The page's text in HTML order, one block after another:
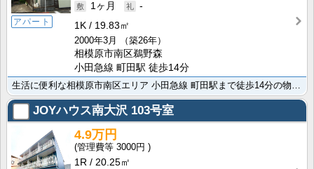
アパート
1ヶ月
-
1K
19.83㎡
2000年3月
（築26年）
相模原市南区鵜野森
小田急線 町田駅 徒歩14分
生活に便利な相模原市南区エリア 小田急線 町田駅まで徒歩14分の物件に空きが出ました。ｸﾘｴｲﾄSD･･･
JOYハウス南大沢 103号室
4.9万円
3000円
1R
20.25㎡